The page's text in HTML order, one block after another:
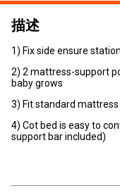
描述
1) Fix side ensure station
2) 2 mattress-support
baby grows
3) Fit standard mattress
4) Cot bed is easy to
support bar included)